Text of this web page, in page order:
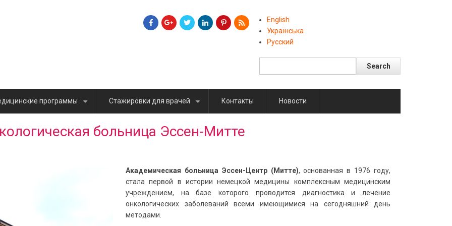
English
Українська
Русский
Поиск
программы Стажировки для врачей Контакты Новости
больница Эссен-Митте
Академическая больница Эссен-Центр (Митте), основанная в 1976 году,
стала первой в истории немецкой медицины комплексным медицинским
учреждением, на базе которого проводится диагностика и лечение
онкологических заболеваний всеми имеющимися на сегодняшний день
методами.